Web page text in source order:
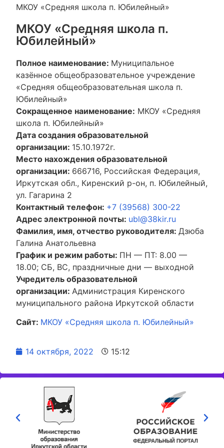
МКОУ «Средняя школа п. Юбилейный»
МКОУ «Средняя школа п.
Юбилейный»
Полное наименование: Муниципальное
казённое общеобразовательное учреждение
«Средняя общеобразовательная школа п.
Юбилейный»
Сокращенное наименование: МКОУ «Средняя
школа п. Юбилейный»
Дата создания образовательной
организации: 15.10.1972г.
Место нахождения образовательной
организации: 666716, Российская Федерация,
Иркутская обл., Киренский р-он, п. Юбилейный,
ул. Гагарина 2
Контактный телефон: +7 (39568) 300-22
Адрес электронной почты: ubl@38kir.ru
Фамилия, имя, отчество руководителя: Дзюба
Галина Анатольевна
График и режим работы: ПН — ПТ: 8.00 —
18.00; СБ, ВС, праздничные дни — выходной
Учредитель образовательной
организации: Администрация Киренского
муниципального района Иркутской области
Сайт: МКОУ «Средняя школа п. Юбилейный»
14 октября, 2022 15:12